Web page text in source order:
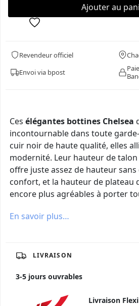
Revendeur officiel
Envoi via bpost
Ces élégantes bottines Chelsea
incontournable dans toute
cuir noir de haute qualité, elles
modernité. Leur hauteur de talon
offre juste assez de hauteur
confort, et la hauteur de plateau
encore plus agréables à porter
En savoir plus…
LIVRAISON
3-5 jours ouvrables
Livraison